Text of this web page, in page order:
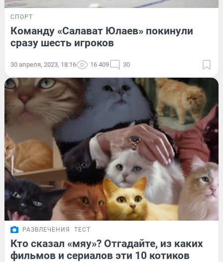
СПОРТ
Команду «Салават Юлаев» покинули
сразу шесть игроков
30 апреля, 2023, 18:16 16 409 30
РАЗВЛЕЧЕНИЯ ТЕСТ
Кто сказал «мяу»? Отгадайте, из каких
фильмов и сериалов эти 10 котиков